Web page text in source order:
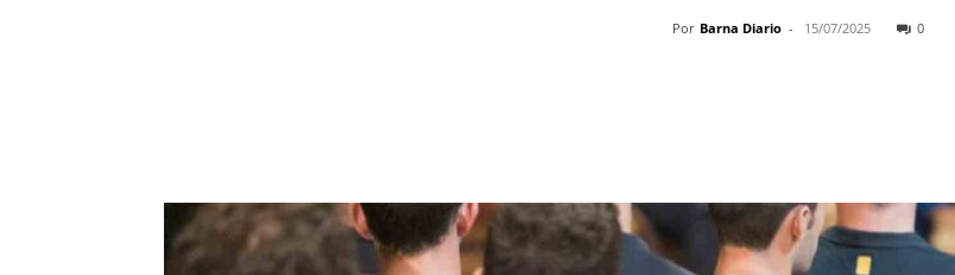
Por Barna Diario - 15/07/2025 0